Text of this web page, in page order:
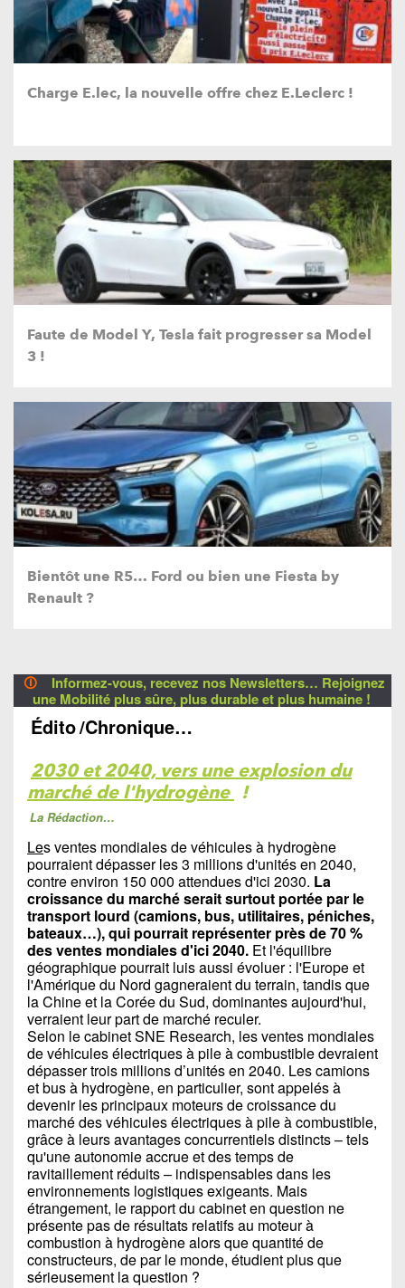
Charge E.lec, la nouvelle offre chez E.Leclerc !
Faute de Model Y, Tesla fait progresser sa Model
3 !
Bientôt une R5… Ford ou bien une Fiesta by
Renault ?
🛈
Informez-vous, recevez nos Newsletters… Rejoignez
une Mobilité plus sûre, plus durable et plus humaine !
Édito/Chronique…
2030 et 2040, vers une explosion du
marché de l'hydrogène !
La Rédaction…
Les ventes mondiales de véhicules à hydrogène
pourraient dépasser les 3 millions d'unités en 2040,
contre environ 150 000 attendues d'ici 2030. La
croissance du marché serait surtout portée par le
transport lourd (camions, bus, utilitaires, péniches,
bateaux…), qui pourrait représenter près de 70 %
des ventes mondiales d'ici 2040. Et l'équilibre
géographique pourrait luis aussi évoluer : l'Europe et
l'Amérique du Nord gagneraient du terrain, tandis que
la Chine et la Corée du Sud, dominantes aujourd'hui,
verraient leur part de marché reculer.
Selon le cabinet SNE Research, les ventes mondiales
de véhicules électriques à pile à combustible devraient
dépasser trois millions d’unités en 2040. Les camions
et bus à hydrogène, en particulier, sont appelés à
devenir les principaux moteurs de croissance du
marché des véhicules électriques à pile à combustible,
grâce à leurs avantages concurrentiels distincts – tels
qu'une autonomie accrue et des temps de
ravitaillement réduits – indispensables dans les
environnements logistiques exigeants. Mais
étrangement, le rapport du cabinet en question ne
présente pas de résultats relatifs au moteur à
combustion à hydrogène alors que quantité de
constructeurs, de par le monde, étudient plus que
sérieusement la question ?